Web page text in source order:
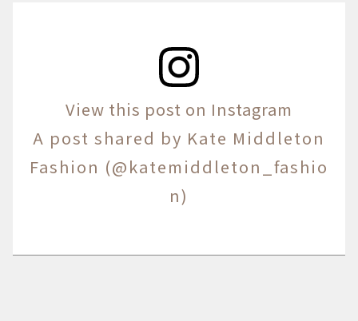
View this post on Instagram
A post shared by Kate Middleton
Fashion (@katemiddleton_fashio
n)